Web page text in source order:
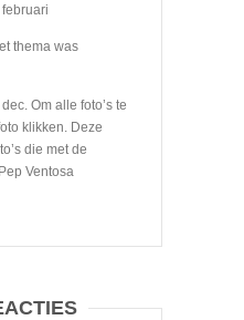
februari
thema was
Om alle foto’s te
klikken. Deze
die met de
Ventosa